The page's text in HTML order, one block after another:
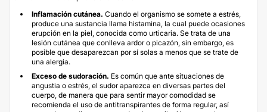
Inflamación cutánea. Cuando el organismo se somete a estrés,
produce una sustancia llama histamina, la cual puede ocasiones
erupción en la piel, conocida como urticaria. Se trata de una
lesión cutánea que conlleva ardor o picazón, sin embargo, es
posible que desaparezcan por sí solas a menos que se trate de
una alergia.
Exceso de sudoración. Es común que ante situaciones de
angustia o estrés, el sudor aparezca en diversas partes del
cuerpo, de manera que para sentir mayor comodidad se
recomienda el uso de antitranspirantes de forma regular, así